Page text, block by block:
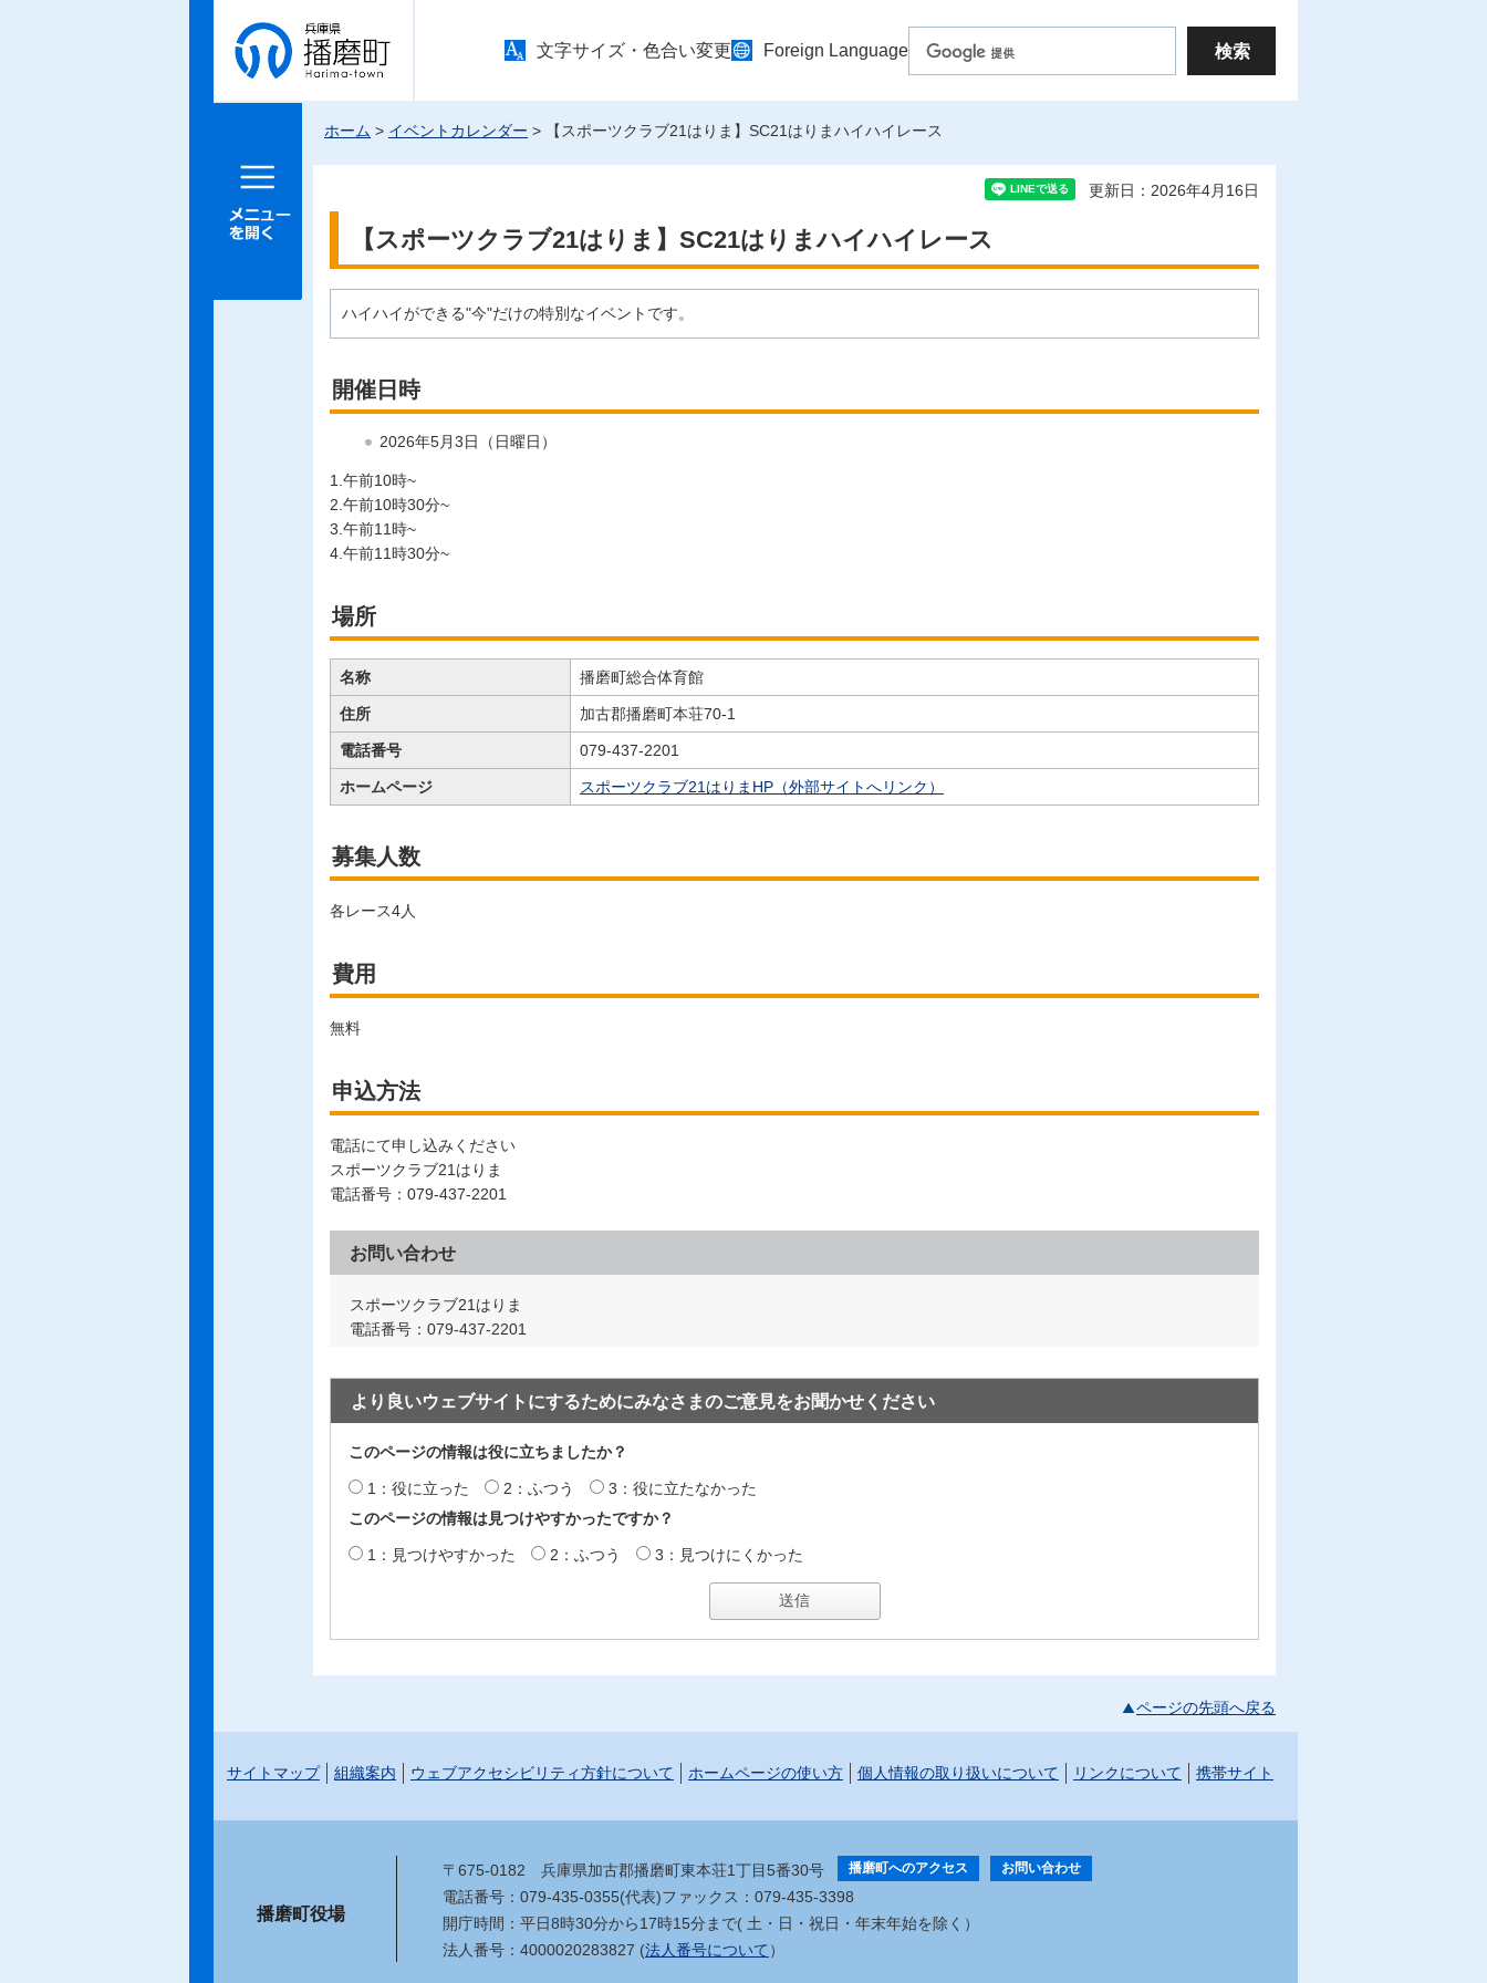
兵庫県 播
磨町
文字サイズ・色合い変更 Foreign Language
メニュー
ホーム > イベントカレンダー > 【スポーツクラブ21はりま】SC21はりまハイハイレース
更新日：2026年4月16日
【スポーツクラブ21はりま】SC21はりまハイハイレース
ハイハイができる"今"だけの特別なイベントです。
開催日時
2026年5月3日（日曜日）
1.午前10時~
2.午前10時30分~
3.午前11時~
4.午前11時30分~
場所
名称 播磨町総合体育館
住所 加古郡播磨町本荘70-1
電話番号 079-437-2201
ホームページ スポーツクラブ21はりまHP（外部サイトへリンク）
募集人数
各レース4人
費用
無料
申込方法
電話にて申し込みください
スポーツクラブ21はりま
電話番号：079-437-2201
お問い合わせ
スポーツクラブ21はりま
電話番号：079-437-2201
より良いウェブサイトにするためにみなさまのご意見をお聞かせください
このページの情報は役に立ちましたか？
1：役に立った 2：ふつう
3：役に立たなかった
このページの情報は見つけやすかったですか？
1：見つけやすかった 2：ふつう 3：見つけにくかった
ページの先頭へ戻る
サイトマップ 組織案内 ウェブアクセシビリティ方針について ホームページの使い方 個人情報の取り扱いについて リンクについて 携帯サイト
播磨町役場
〒675-0182 兵庫県加古郡播磨町東本荘1丁目5番30号 播磨町へのアクセス お問い合わせ
電話番号：079-435-0355(代表)ファックス：079-435-3398
開庁時間：平日8時30分から17時15分まで( 土・日・祝日・年末年始を除く）
法人番号：4000020283827 (法人番号について ）